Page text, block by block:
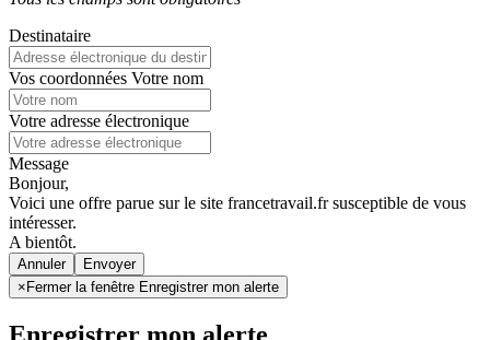
Destinataire
Vos coordonnées Votre nom
Votre adresse électronique
Message
Bonjour,
Voici une offre parue sur le site francetravail.fr susceptible de vous
intéresser.
A bientôt.
Annuler
× Fermer la fenêtre Enregistrer mon alerte